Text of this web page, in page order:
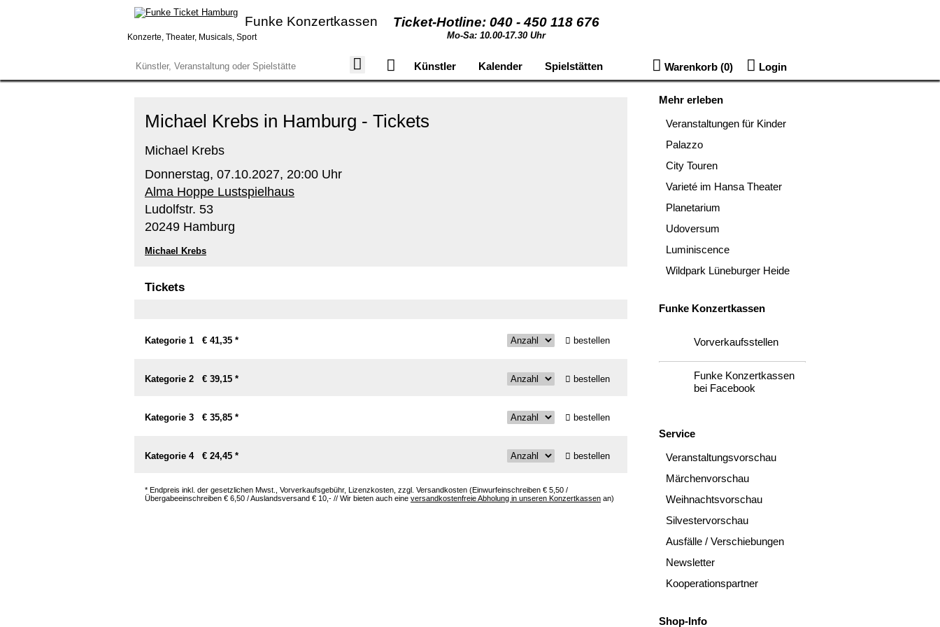
Funke Konzertkassen
Konzerte, Theater, Musicals, Sport
Ticket-Hotline: 040 - 450 118 676
Mo-Sa: 10.00-17.30 Uhr
Künstler Kalender Spielstätten Warenkorb (0) Login
Michael Krebs in Hamburg - Tickets
Michael Krebs
Donnerstag, 07.10.2027, 20:00 Uhr
Alma Hoppe Lustspielhaus
Ludolfstr. 53
20249 Hamburg
Michael Krebs
Tickets
Kategorie 1 € 41,35 * bestellen
Kategorie 2 € 39,15 * bestellen
Kategorie 3 € 35,85 * bestellen
Kategorie 4 € 24,45 * bestellen
* Endpreis inkl. der gesetzlichen Mwst., Vorverkaufsgebühr, Lizenzkosten, zzgl. Versandkosten (Einwurfeinschreiben € 5,50 /
Übergabeeinschreiben € 6,50 / Auslandsversand € 10,- // Wir bieten auch eine versandkostenfreie Abholung in unseren Konzertkassen an)
Mehr erleben
Veranstaltungen für Kinder
Palazzo
City Touren
Varieté im Hansa Theater
Planetarium
Udoversum
Luminiscence
Wildpark Lüneburger Heide
Funke Konzertkassen
Vorverkaufsstellen
Funke Konzertkassen
bei Facebook
Service
Veranstaltungsvorschau
Märchenvorschau
Weihnachtsvorschau
Silvestervorschau
Ausfälle / Verschiebungen
Newsletter
Kooperationspartner
Shop-Info